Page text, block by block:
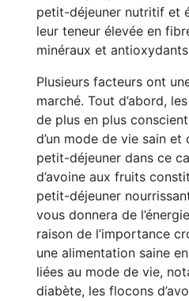
petit-déjeuner nutritif et
leur teneur élevée en
minéraux et
Plusieurs facteurs ont
marché. Tout d’abord,
de plus en plus
d’un mode de vie sain
petit-déjeuner dans ce
d’avoine aux fruits
petit-déjeuner
vous donnera de
raison de l’importance
une alimentation saine
liées au mode de vie,
diabète, les flocons